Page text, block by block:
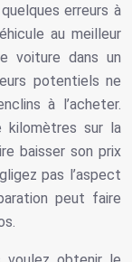
erreurs à
au meilleur
voiture dans un
potentiels ne
à l’acheter.
kilomètres sur la
baisser son prix
pas l’aspect
peut faire